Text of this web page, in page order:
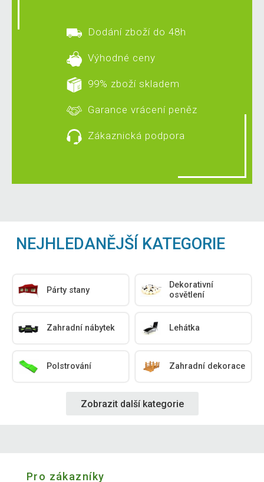
Dodání zboží do 48h
Výhodné ceny
99% zboží skladem
Garance vrácení peněz
Zákaznická podpora
NEJHLEDANĚJŠÍ KATEGORIE
Párty stany
Dekorativní
osvětlení
Zahradní nábytek Lehátka
Polstrování Zahradní dekorace
Zobrazit další kategorie
Pro zákazníky